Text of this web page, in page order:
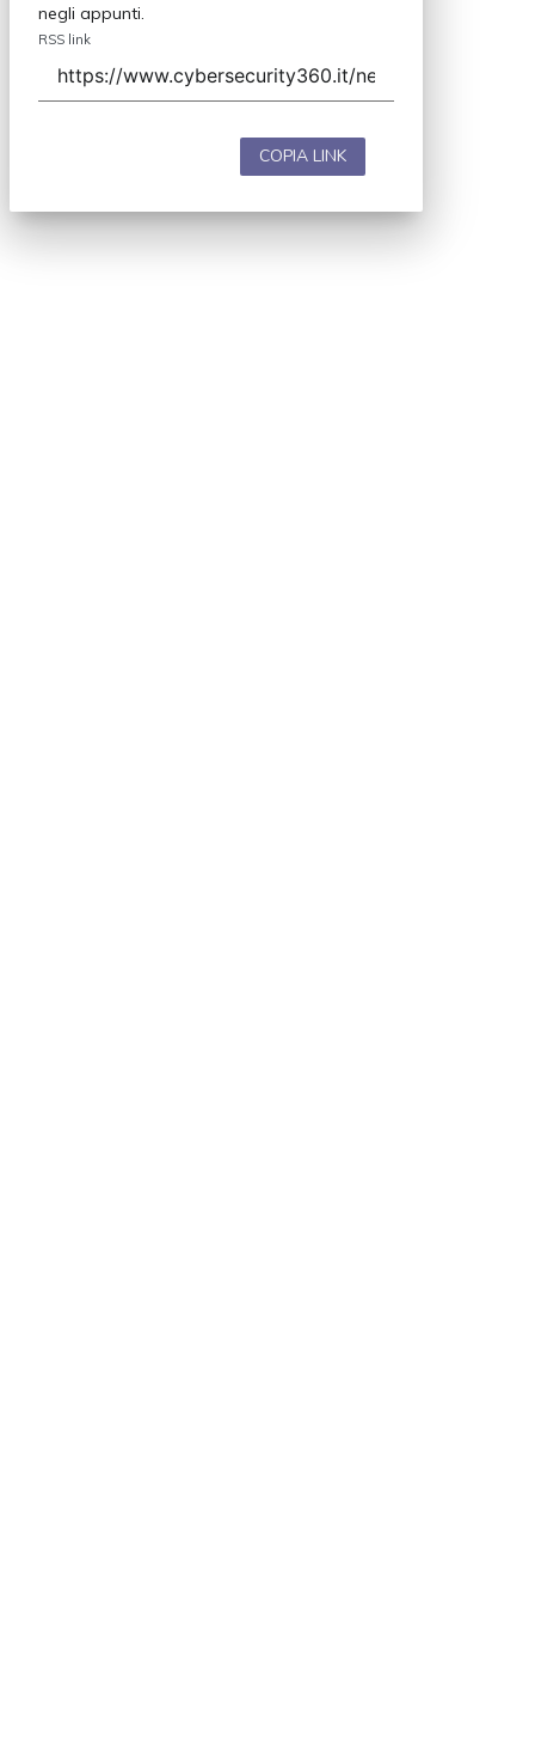
negli appunti.
RSS link
COPIA LINK